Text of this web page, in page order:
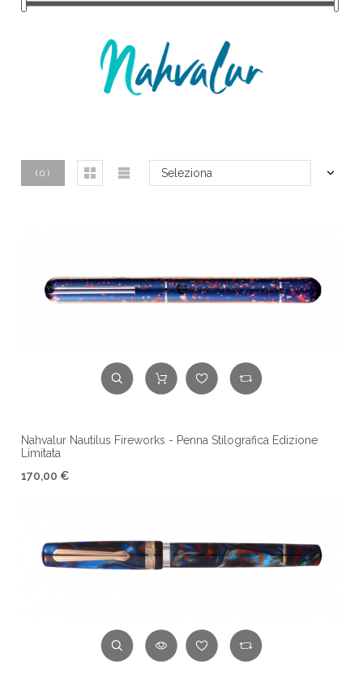
( 0 ) Seleziona
Nahvalur Nautilus Fireworks - Penna Stilografica Edizione
Limitata
170,00 €